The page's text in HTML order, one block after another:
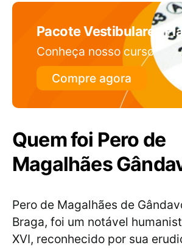
Pacote Vestibulares
Conheça nosso curso
Compre agora
Quem foi Pero de
Magalhães
Pero de Magalhães de
Braga, foi um notável
XVI, reconhecido por sua